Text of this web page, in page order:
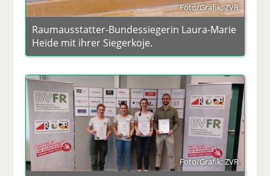
Foto/Grafik: ZVR
Raumausstatter-Bundessiegerin Laura-Marie
Heide mit ihrer Siegerkoje.
Foto/Grafik: ZVR